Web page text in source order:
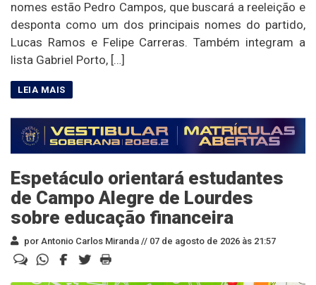
nomes estão Pedro Campos, que buscará a reeleição e
desponta como um dos principais nomes do partido,
Lucas Ramos e Felipe Carreras. Também integram a
lista Gabriel Porto, […]
Espetáculo orientará estudantes
de Campo Alegre de Lourdes
sobre educação financeira
por Antonio Carlos Miranda // 07 de agosto de 2026 às 21:57